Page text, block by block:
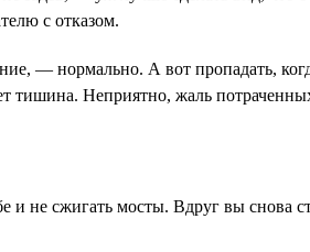
с отказом.
— нормально. А вот пропадать,
тишина. Неприятно, жаль
и не сжигать мосты. Вдруг вы